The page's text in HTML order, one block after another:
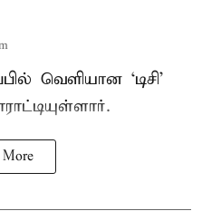
வெளியான ‘டிசி’